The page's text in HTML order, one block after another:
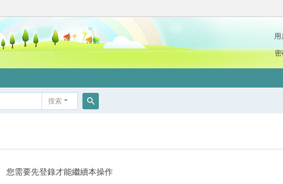
用
搜索
您需要先登錄才能繼續本操作